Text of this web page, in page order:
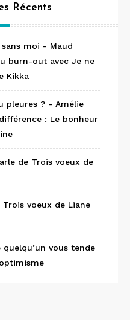
Récents
moi - Maud
burn-out avec Je ne
Kikka
pleures ? - Amélie
: Le bonheur
de Trois voeux de
voeux de Liane
quelqu’un vous tende